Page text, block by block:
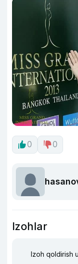
0 0
Izohlar
Izoh qoldirish